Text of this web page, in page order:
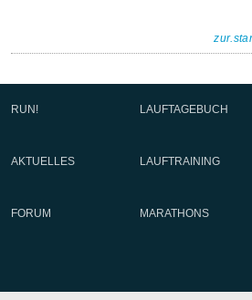
RUN! LAUFTAGEBUCH
AKTUELLES LAUFTRAINING
FORUM MARATHONS